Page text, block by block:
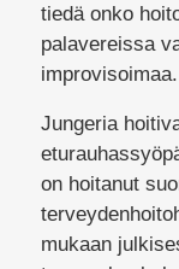
tiedä onko
palavereissa
improvisoimaa.
Jungeria
on hoitanut
mukaan